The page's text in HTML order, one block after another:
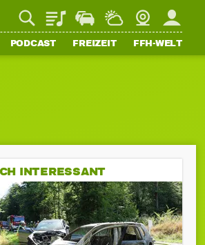
PlaylistStaupilotWetterWebcamMein FFH
PODCAST FREIZEIT FFH-WELT
INTERESSANT